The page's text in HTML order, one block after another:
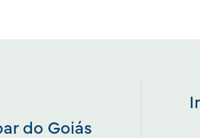
do Goiás